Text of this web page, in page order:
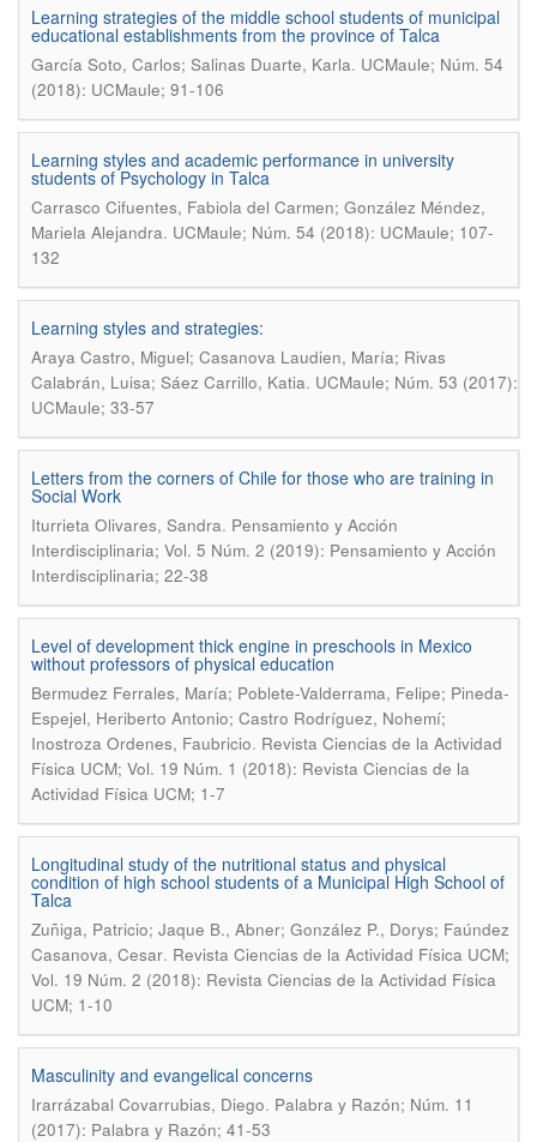
Learning strategies of the middle school students of municipal
educational establishments from the province of Talca
García Soto, Carlos; Salinas Duarte, Karla. UCMaule; Núm. 54
(2018): UCMaule; 91-106
Learning styles and academic performance in university
students of Psychology in Talca
Carrasco Cifuentes, Fabiola del Carmen; González Méndez,
Mariela Alejandra. UCMaule; Núm. 54 (2018): UCMaule; 107-
132
Learning styles and strategies:
Araya Castro, Miguel; Casanova Laudien, María; Rivas
Calabrán, Luisa; Sáez Carrillo, Katia. UCMaule; Núm. 53 (2017):
UCMaule; 33-57
Letters from the corners of Chile for those who are training in
Social Work
Iturrieta Olivares, Sandra. Pensamiento y Acción
Interdisciplinaria; Vol. 5 Núm. 2 (2019): Pensamiento y Acción
Interdisciplinaria; 22-38
Level of development thick engine in preschools in Mexico
without professors of physical education
Bermudez Ferrales, María; Poblete-Valderrama, Felipe; Pineda-
Espejel, Heriberto Antonio; Castro Rodríguez, Nohemí;
Inostroza Ordenes, Faubricio. Revista Ciencias de la Actividad
Física UCM; Vol. 19 Núm. 1 (2018): Revista Ciencias de la
Actividad Física UCM; 1-7
Longitudinal study of the nutritional status and physical
condition of high school students of a Municipal High School of
Talca
Zuñiga, Patricio; Jaque B., Abner; González P., Dorys; Faúndez
Casanova, Cesar. Revista Ciencias de la Actividad Física UCM;
Vol. 19 Núm. 2 (2018): Revista Ciencias de la Actividad Física
UCM; 1-10
Masculinity and evangelical concerns
Irarrázabal Covarrubias, Diego. Palabra y Razón; Núm. 11
(2017): Palabra y Razón; 41-53